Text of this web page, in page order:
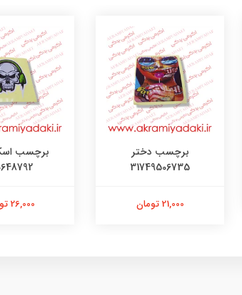
برچسب دختر
31749506735
21,000 تومان
برچسب
26,000 تومان